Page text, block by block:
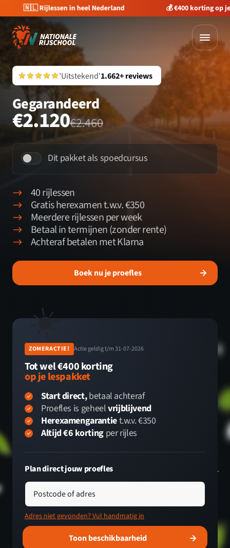
🇳🇱 Rijlessen in heel Nederland 💰 €400 korting op je
'Uitstekend'1.662+ reviews
Gegarandeerd
€2.120€2.460
Dit pakket als spoedcursus
40 rijlessen
Gratis herexamen t.w.v. €350
Meerdere rijlessen per week
Betaal in termijnen (zonder rente)
Achteraf betalen met Klarna
Boek nu je proefles
☀️
ZOMERACTIE! Actie geldig t/m 31-07-2026
Tot wel €400 korting
op je lespakket
Start direct,betaal achteraf
Proefles is geheelvrijblijvend
Herexamengarantiet.w.v. €350
Altijd €6 kortingper rijles
Plan direct jouw proefles
Postcode of adres
Adres niet gevonden? Vul handmatig in
Toon beschikbaarheid